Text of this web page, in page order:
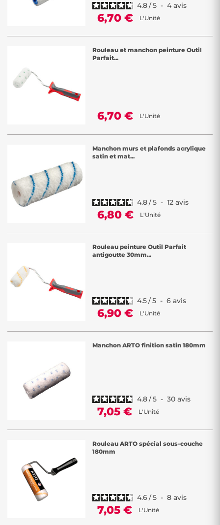
4.8/5 - 4 avis
6,70 € L'Unité
Rouleau et manchon peinture Outil
Parfait...
6,70 € L'Unité
Manchon murs et plafonds acrylique
satin et mat...
4.8/5 - 12 avis
6,80 € L'Unité
Rouleau peinture Outil Parfait
antigoutte 30mm...
4.5/5 - 6 avis
6,90 € L'Unité
Manchon ARTO finition satin 180mm
4.8/5 - 30 avis
7,05 € L'Unité
Rouleau ARTO spécial sous-couche
180mm
4.6/5 - 8 avis
7,05 € L'Unité